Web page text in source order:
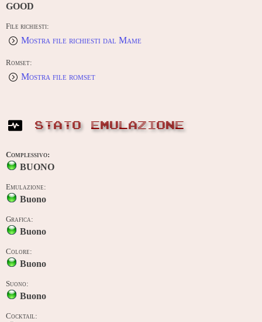
GOOD
File richiesti:
Mostra file richiesti dal Mame
Romset:
Mostra file romset
STATO EMULAZIONE
Complessivo:
BUONO
Emulazione:
Buono
Grafica:
Buono
Colore:
Buono
Suono:
Buono
Cocktail: